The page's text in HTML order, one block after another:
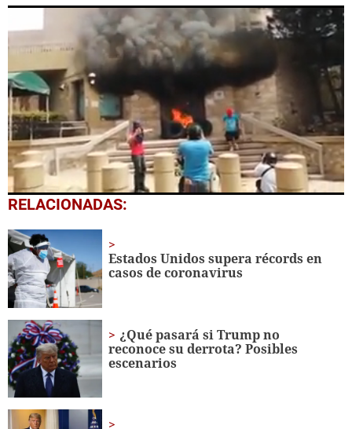
0
seconds
38
seconds
RELACIONADAS:
Estados Unidos supera récords en
casos de coronavirus
¿Qué pasará si Trump no
reconoce su derrota? Posibles
escenarios